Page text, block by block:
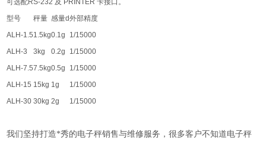
可选配RS-232 及 PRINTER卡接口。
型号
秤量 感量d外部精度
ALH-1.51.5kg0.1g
1/15000
ALH-3
3kg 0.2g
1/15000
ALH-7.57.5kg0.5g
1/15000
ALH-15 15kg 1g
1/15000
ALH-30 30kg 2g 1/15000
我们坚持打造*秀的电子秤销售与维修服务，很多客户不知道电子秤